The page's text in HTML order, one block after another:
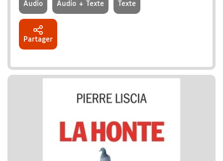
Audio Audio + Texte Texte
Partager